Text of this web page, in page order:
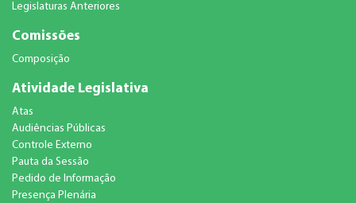
Legislaturas Anteriores
Comissões
Composição
Atividade Legislativa
Atas
Audiências Públicas
Controle Externo
Pauta da Sessão
Pedido de Informação
Presença Plenária